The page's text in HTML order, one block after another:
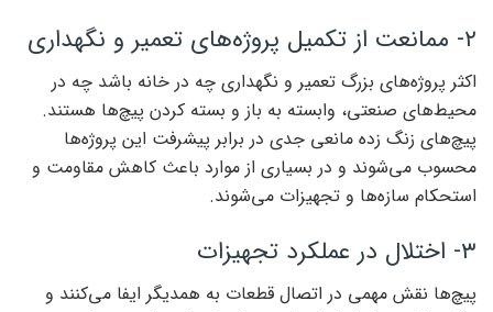
۲- ممانعت از تکمیل پروژه‌های تعمیر و نگهداری
اکثر پروژه‌های بزرگ تعمیر و نگهداری چه در خانه باشد چه در
محیط‌های صنعتی، وابسته به باز و بسته کردن پیچ‌ها هستند.
پیچ‌های زنگ زده مانعی جدی در برابر پیشرفت این پروژه‌ها
محسوب می‌شوند و در بسیاری از موارد باعث کاهش مقاومت و
استحکام سازه‌ها و تجهیزات می‌شوند.
۳- اختلال در عملکرد تجهیزات
پیچ‌ها نقش مهمی در اتصال قطعات به همدیگر ایفا می‌کنند و